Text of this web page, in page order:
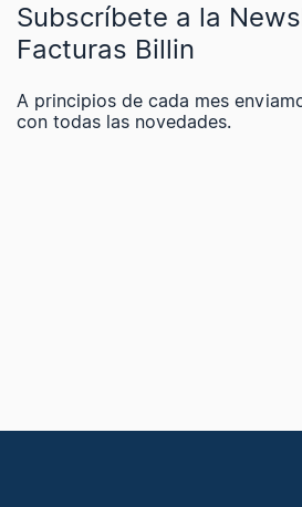
Subscríbete a la
Facturas Billin
A principios de cada mes
con todas las novedades.